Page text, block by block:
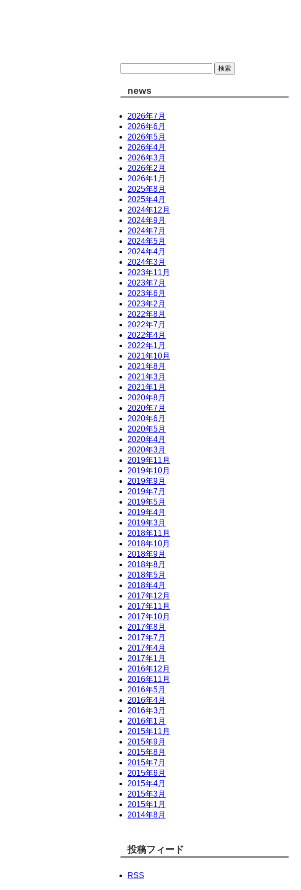
news
2026年7月
2026年6月
2026年5月
2026年4月
2026年3月
2026年2月
2026年1月
2025年8月
2025年4月
2024年12月
2024年9月
2024年7月
2024年5月
2024年4月
2024年3月
2023年11月
2023年7月
2023年6月
2023年2月
2022年8月
2022年7月
2022年4月
2022年1月
2021年10月
2021年8月
2021年3月
2021年1月
2020年8月
2020年7月
2020年6月
2020年5月
2020年4月
2020年3月
2019年11月
2019年10月
2019年9月
2019年7月
2019年5月
2019年4月
2019年3月
2018年11月
2018年10月
2018年9月
2018年8月
2018年5月
2018年4月
2017年12月
2017年11月
2017年10月
2017年8月
2017年7月
2017年4月
2017年1月
2016年12月
2016年11月
2016年5月
2016年4月
2016年3月
2016年1月
2015年11月
2015年9月
2015年8月
2015年7月
2015年6月
2015年4月
2015年3月
2015年1月
2014年8月
投稿フィード
RSS